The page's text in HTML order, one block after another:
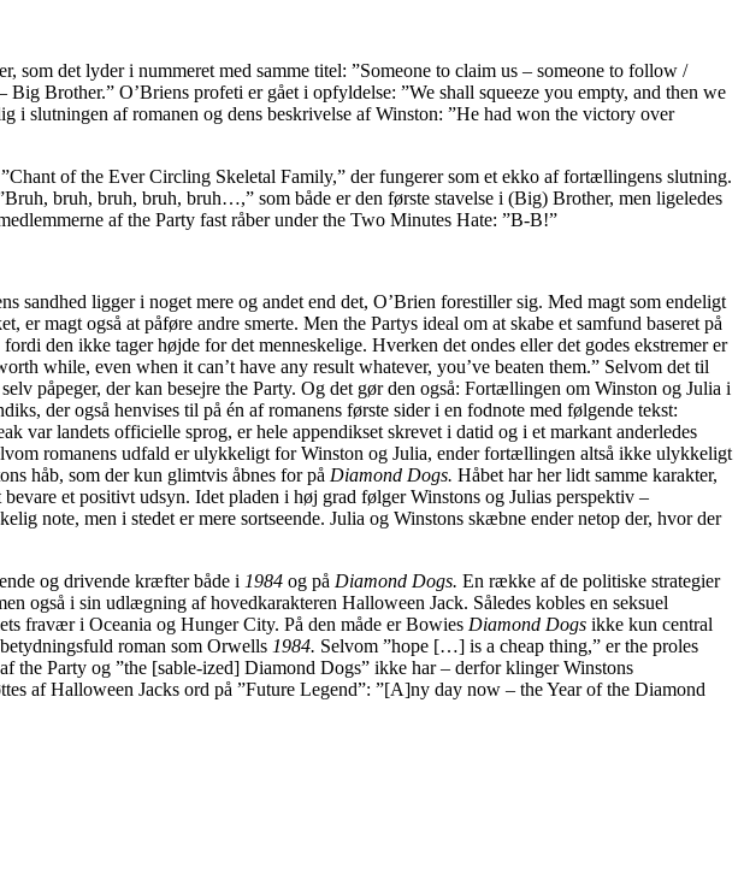
det lyder i nummeret med samme titel: ”Someone to claim us – someone to follow /
Brother.” O’Briens profeti er gået i opfyldelse: ”We shall squeeze you empty, and then we
slutningen af romanen og dens beskrivelse af Winston: ”He had won the victory over
of the Ever Circling Skeletal Family,” der fungerer som et ekko af fortællingens slutning.
bruh, bruh, bruh, bruh…,” som både er den første stavelse i (Big) Brother, men ligeledes
af the Party fast råber under the Two Minutes Hate: ”B-B!”
sandhed ligger i noget mere og andet end det, O’Brien forestiller sig. Med magt som endeligt
magt også at påføre andre smerte. Men the Partys ideal om at skabe et samfund baseret på
den ikke tager højde for det menneskelige. Hverken det ondes eller det godes ekstremer er
while, even when it can’t have any result whatever, you’ve beaten them.” Selvom det til
påpeger, der kan besejre the Party. Og det gør den også: Fortællingen om Winston og Julia i
der også henvises til på én af romanens første sider i en fodnote med følgende tekst:
landets officielle sprog, er hele appendikset skrevet i datid og i et markant anderledes
romanens udfald er ulykkeligt for Winston og Julia, ender fortællingen altså ikke ulykkeligt
håb, som der kun glimtvis åbnes for på Diamond Dogs. Håbet har her lidt samme karakter,
et positivt udsyn. Idet pladen i høj grad følger Winstons og Julias perspektiv –
note, men i stedet er mere sortseende. Julia og Winstons skæbne ender netop der, hvor der
og drivende kræfter både i 1984 og på Diamond Dogs. En række af de politiske strategier
også i sin udlægning af hovedkarakteren Halloween Jack. Således kobles en seksuel
fravær i Oceania og Hunger City. På den måde er Bowies Diamond Dogs ikke kun central
roman som Orwells 1984. Selvom ”hope […] is a cheap thing,” er the proles
the Party og ”the [sable-ized] Diamond Dogs” ikke har – derfor klinger Winstons
af Halloween Jacks ord på ”Future Legend”: ”[A]ny day now – the Year of the Diamond